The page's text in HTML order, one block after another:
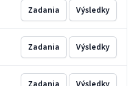
Zadania Výsledky
Zadania Výsledky